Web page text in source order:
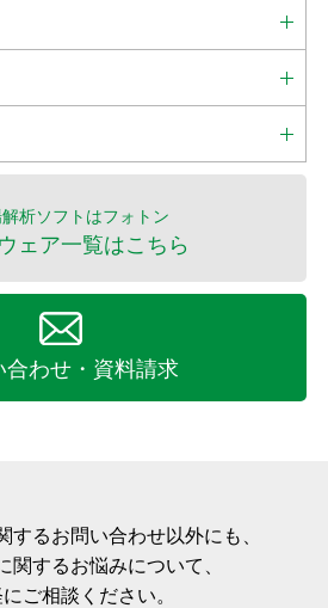
析ソフトはフォトン
ェア一覧はこちら
合わせ・資料請求
するお問い合わせ以外にも、
関するお悩みについて、
ご相談ください。